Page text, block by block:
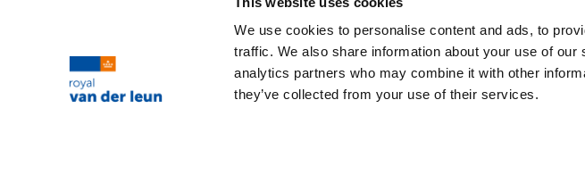
We use cookies to personalise content and ads, to
traffic. We also share information about your use of
analytics partners who may combine it with other
they’ve collected from your use of their services.
3364 DL Sliedrecht
E